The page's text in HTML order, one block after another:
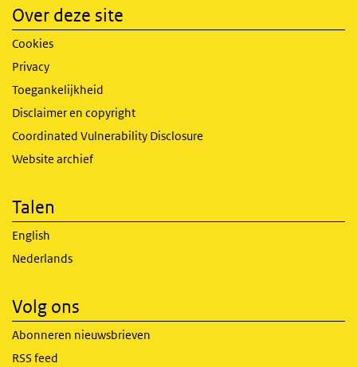
Over deze site
Cookies
Privacy
Toegankelijkheid
Disclaimer en copyright
Coordinated Vulnerability Disclosure
Website archief
Talen
English
Nederlands
Volg ons
Abonneren nieuwsbrieven
RSS feed